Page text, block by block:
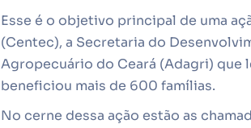
Esse é o objetivo principal de uma
(Centec), a Secretaria do
Agropecuário do Ceará (Adagri) que
beneficiou mais de 600 famílias.
No cerne dessa ação estão as